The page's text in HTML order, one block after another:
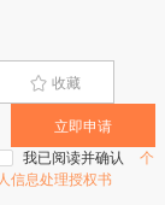
收藏
立即申请
我已阅读并确认
个
人信息处理授权书